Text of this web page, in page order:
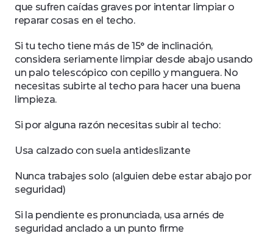
que sufren caídas graves por intentar limpiar o
reparar cosas en el techo.
Si tu techo tiene más de 15° de inclinación,
considera seriamente limpiar desde abajo usando
un palo telescópico con cepillo y manguera. No
necesitas subirte al techo para hacer una buena
limpieza.
Si por alguna razón necesitas subir al techo:
Usa calzado con suela antideslizante
Nunca trabajes solo (alguien debe estar abajo por
seguridad)
Si la pendiente es pronunciada, usa arnés de
seguridad anclado a un punto firme